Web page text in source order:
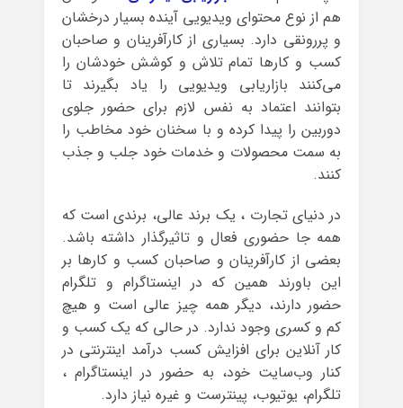
هم از نوع محتوای ویدیویی آینده بسیار درخشان
و پررونقی دارد. بسیاری از کارآفرینان و صاحبان
کسب و کارها تمام تلاش و کوشش خودشان را
می‌کنند بازاریابی ویدیویی را یاد بگیرند تا
بتوانند اعتماد به نفس لازم برای حضور جلوی
دوربین را پیدا کرده و با سخنان خود مخاطب را
به سمت محصولات و خدمات خود جلب و جذب
کنند.
در دنیای تجارت ، یک برند عالی، برندی است که
همه جا حضوری فعال و تاثیرگذار داشته باشد.
بعضی از کارآفرینان و صاحبان کسب و کارها بر
این باورند همین که در اینستاگرام و تلگرام
حضور دارند، دیگر همه چیز عالی است و هیچ
کم و کسری وجود ندارد. در حالی که یک کسب و
کار آنلاین برای افزایش کسب درآمد اینترنتی در
کنار وب‌سایت خود، به حضور در اینستاگرام ،
تلگرام، یوتیوب، پینترست و غیره نیاز دارد.